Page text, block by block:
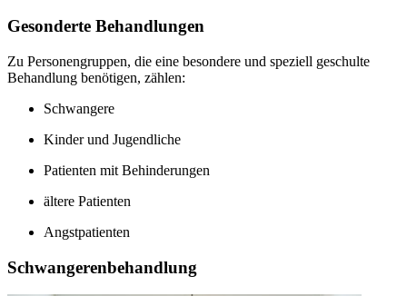
Gesonderte Behandlungen
Zu Personengruppen, die eine besondere und speziell geschulte
Behandlung benötigen, zählen:
Schwangere
Kinder und Jugendliche
Patienten mit Behinderungen
ältere Patienten
Angstpatienten
Schwangerenbehandlung